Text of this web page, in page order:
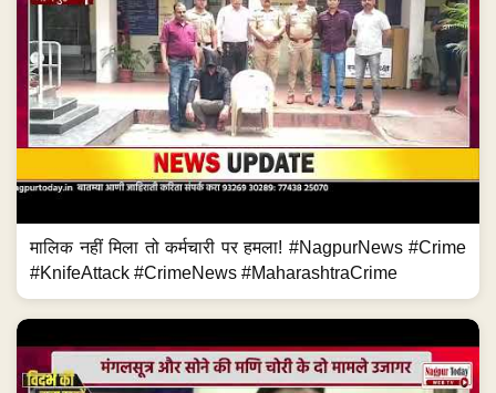
मालिक नहीं मिला तो कर्मचारी पर हमला! #NagpurNews #Crime
#KnifeAttack #CrimeNews #MaharashtraCrime